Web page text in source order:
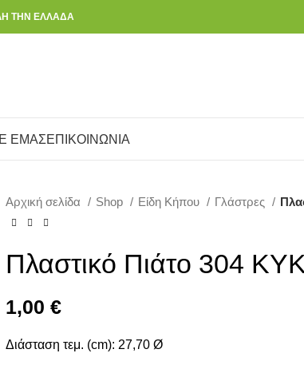
ΤΗΝ ΕΛΛΑΔΑ
ΕΜΑΣΕΠΙΚΟΙΝΩΝΙΑ
Αρχική σελίδα Shop Είδη Κήπου Γλάστρες
Πλαστικό Πιάτο 304
1,00 €
Διάσταση τεμ. (cm): 27,70 Ø